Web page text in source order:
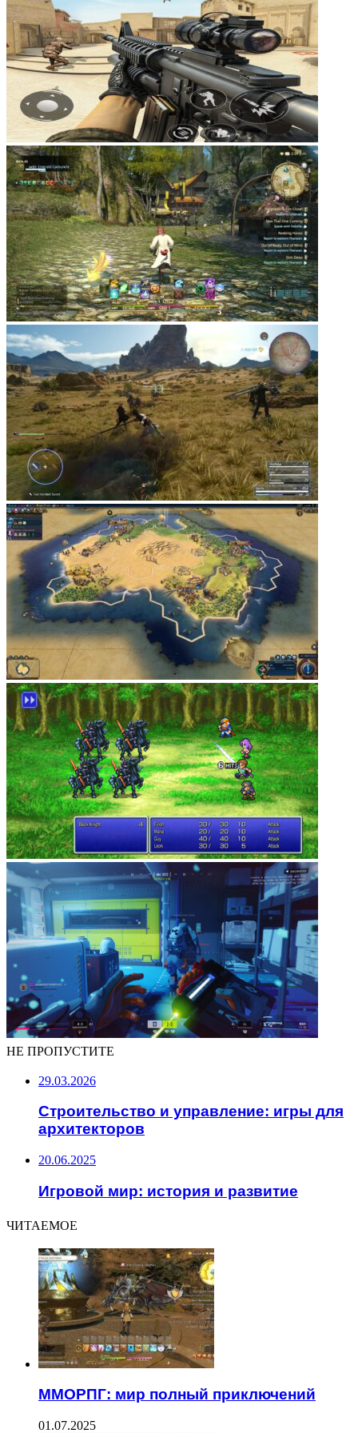
НЕ ПРОПУСТИТЕ
29.03.2026
Строительство и управление: игры для
архитекторов
20.06.2025
Игровой мир: история и развитие
ЧИТАЕМОЕ
ММОРПГ: мир полный приключений
01.07.2025